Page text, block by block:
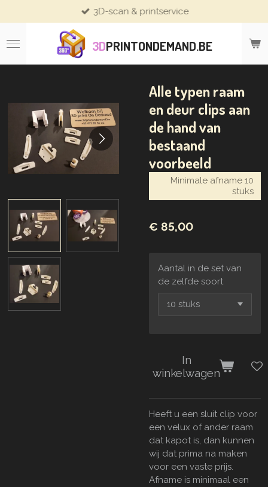
direct
naar
de
hoofdinhoud
3DPRINTONDEMAND.BE
3D-scan & printservice
Alle typen raam
en deur clips aan
de hand van
bestaand
voorbeeld
Minimale afname 10
stuks
€ 85,00
Aantal in de set van
de zelfde soort
In
winkelwagen
Heeft u een sluit clip voor
een velux of ander raam
dat kapot is, dan kunnen
wij dat prima na maken
voor een vaste prijs.
Afname is minimaal een